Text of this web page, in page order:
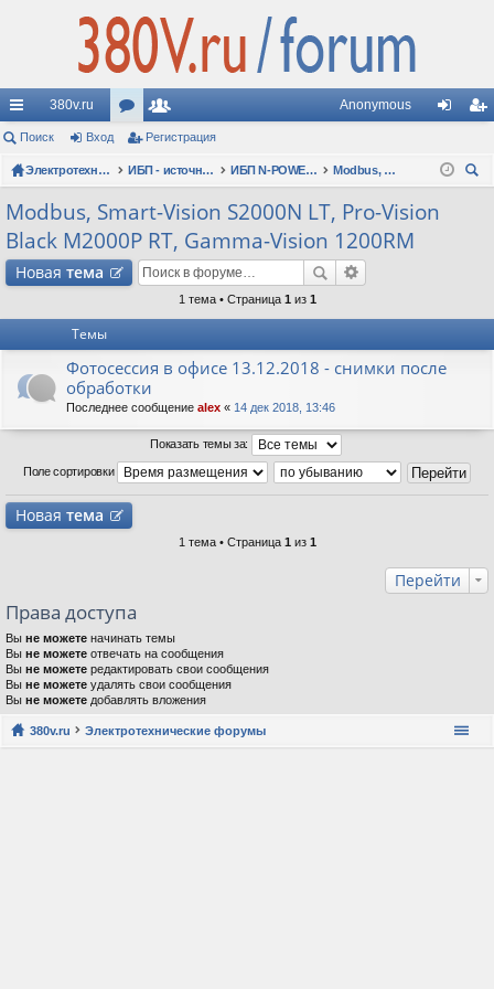
с
ы
лк
и
380v.ru
ор
ум
ол
ьз
ов
ат
ел
Anonymous
д ис
Поиск Вход Регистрация
Электротехнические форумы ИБП - источники бесперебойного питания ИБП N-POWER: новые модели (презентации, фотосессии, обзоры)
Modbus, Smart-Vision S2000N LT, Pro-Vision Black M2000P RT, Gamma-Vision 1200RM
Modbus, Smart-Vision S2000N LT, Pro-Vision
Black M2000P RT, Gamma-Vision 1200RM
Новая тема
1 тема • Страница 1 из 1
Темы
Фотосессия в офисе 13.12.2018 - снимки после
обработки
Последнее сообщение alex « 14 дек 2018, 13:46
Показать темы за:
Поле сортировки
Новая тема
1 тема • Страница 1 из 1
Перейти
Права доступа
Вы не можете начинать темы
Вы не можете отвечать на сообщения
Вы не можете редактировать свои сообщения
Вы не можете удалять свои сообщения
Вы не можете добавлять вложения
380v.ru Электротехнические форумы